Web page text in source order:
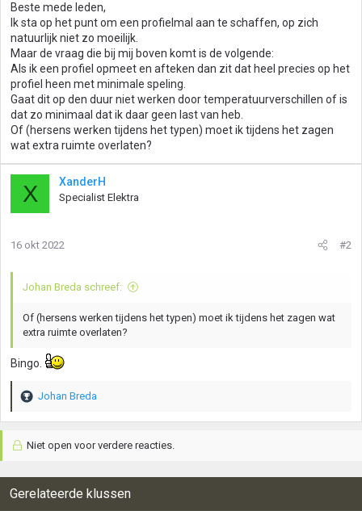
Beste mede leden,
Ik sta op het punt om een profielmal aan te schaffen, op zich
natuurlijk niet zo moeilijk.
Maar de vraag die bij mij boven komt is de volgende:
Als ik een profiel opmeet en afteken dan zit dat heel precies op het
profiel heen met minimale speling.
Gaat dit op den duur niet werken door temperatuurverschillen of is
dat zo minimaal dat ik daar geen last van heb.
Of (hersens werken tijdens het typen) moet ik tijdens het zagen
wat extra ruimte overlaten?
X XanderH
Specialist Elektra
16 okt 2022 #2
Johan Breda schreef:
Of (hersens werken tijdens het typen) moet ik tijdens het zagen wat
extra ruimte overlaten?
Bingo.
W
r
e
r
Johan Breda
Niet open voor verdere reacties.
Gerelateerde klussen